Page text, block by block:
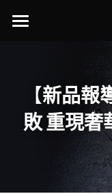
LASH
日本設計師
最新消息
NEW.選物店銷
【新品報
敗 重現奢